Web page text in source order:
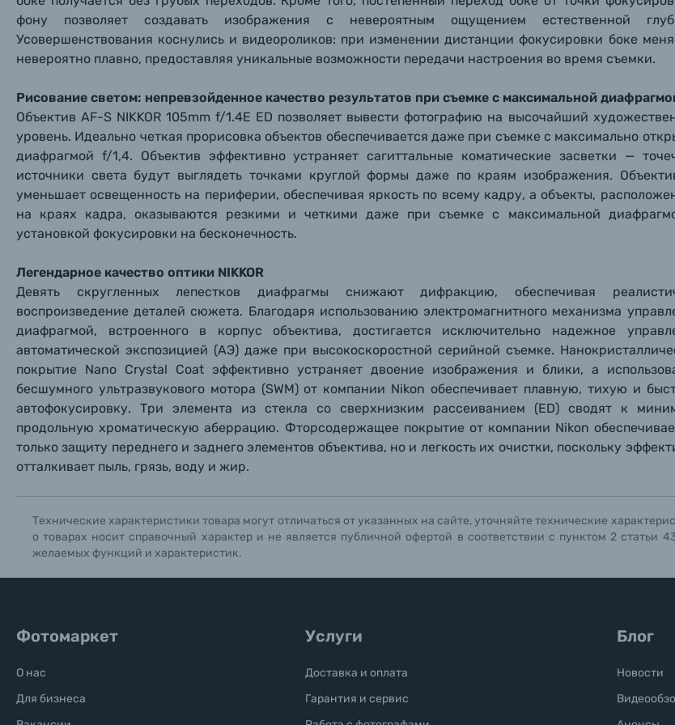
Отправить вопрос
Отправить вопрос
Книги о фотографии, альбомы известных фотографов
Солнцезащитные очки
Б/У фототехника (Комиссионные товары)
Уценённые товары
фону позволяет создавать изображения с невероятным ощущением естественной
Усовершенствования коснулись и видеороликов: при изменении дистанции фокусировки боке
невероятно плавно, предоставляя уникальные возможности передачи настроения во время съемки.
Рисование светом: непревзойденное качество результатов при съемке с максимальной
Объектив AF-S NIKKOR 105mm f/1.4E ED позволяет вывести фотографию на высочайший
уровень. Идеально четкая прорисовка объектов обеспечивается даже при съемке с максимально
диафрагмой f/1,4. Объектив эффективно устраняет сагиттальные коматические засветки —
источники света будут выглядеть точками круглой формы даже по краям изображения.
уменьшает освещенность на периферии, обеспечивая яркость по всему кадру, а объекты,
на краях кадра, оказываются резкими и четкими даже при съемке с максимальной
установкой фокусировки на бесконечность.
Легендарное качество оптики NIKKOR
Девять скругленных лепестков диафрагмы снижают дифракцию, обеспечивая
воспроизведение деталей сюжета. Благодаря использованию электромагнитного механизма
диафрагмой, встроенного в корпус объектива, достигается исключительно надежное
автоматической экспозицией (АЭ) даже при высокоскоростной серийной съемке.
покрытие Nano Crystal Coat эффективно устраняет двоение изображения и блики, а
бесшумного ультразвукового мотора (SWM) от компании Nikon обеспечивает плавную, тихую и
автофокусировку. Три элемента из стекла со сверхнизким рассеиванием (ED) сводят к
продольную хроматическую аберрацию. Фторсодержащее покрытие от компании Nikon
только защиту переднего и заднего элементов объектива, но и легкость их очистки, поскольку
отталкивает пыль, грязь, воду и жир.
Технические характеристики товара могут отличаться от указанных на сайте, уточняйте технические
о товарах носит справочный характер и не является публичной офертой в соответствии с пунктом 2 статьи
желаемых функций и характеристик.
Отправить вопрос
Фотомаркет
О нас
Для бизнеса
Услуги
Доставка и оплата
Гарантия и сервис
Блог
Новости